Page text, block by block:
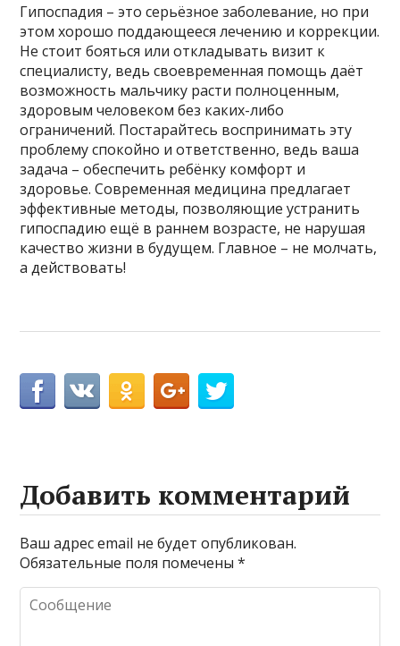
Гипоспадия – это серьёзное заболевание, но при
этом хорошо поддающееся лечению и коррекции.
Не стоит бояться или откладывать визит к
специалисту, ведь своевременная помощь даёт
возможность мальчику расти полноценным,
здоровым человеком без каких-либо
ограничений. Постарайтесь воспринимать эту
проблему спокойно и ответственно, ведь ваша
задача – обеспечить ребёнку комфорт и
здоровье. Современная медицина предлагает
эффективные методы, позволяющие устранить
гипоспадию ещё в раннем возрасте, не нарушая
качество жизни в будущем. Главное – не молчать,
а действовать!
Добавить комментарий
Ваш адрес email не будет опубликован.
Обязательные поля помечены*